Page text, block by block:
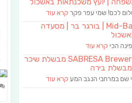
לכם! שמי עפר פקר קרא עוד
Mid-Bar | בורגר בר | מסעדה
הכי קרא עוד
SABRESA Brewery מבשלת שיכר
| מבשלת בירה
שם במרחבי הנגב המע קרא עוד